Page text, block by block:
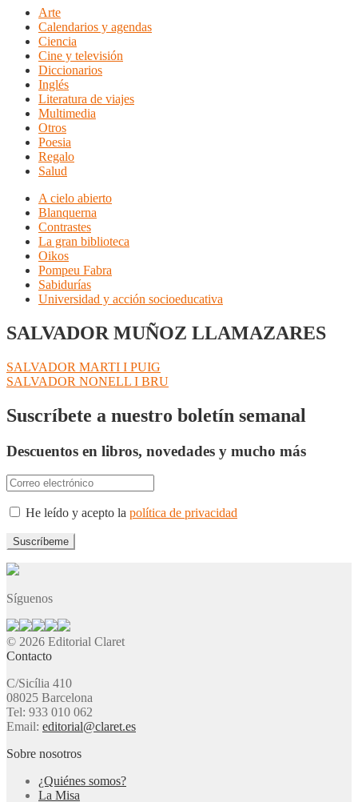
Arte
Calendarios y agendas
Ciencia
Cine y televisión
Diccionarios
Inglés
Literatura de viajes
Multimedia
Otros
Poesia
Regalo
Salud
A cielo abierto
Blanquerna
Contrastes
La gran biblioteca
Oikos
Pompeu Fabra
Sabidurías
Universidad y acción socioeducativa
SALVADOR MUÑOZ LLAMAZARES
Navegación
de
entradas
Anterior:
SALVADOR MARTI I PUIG
Siguiente:
SALVADOR NONELL I BRU
Suscríbete a nuestro boletín semanal
Descuentos en libros, novedades y mucho más
He leído y acepto la política de privacidad
Síguenos
© 2026 Editorial Claret
Contacto
C/Sicília 410
08025 Barcelona
Tel: 933 010 062
Email: editorial@claret.es
Sobre nosotros
¿Quiénes somos?
La Misa